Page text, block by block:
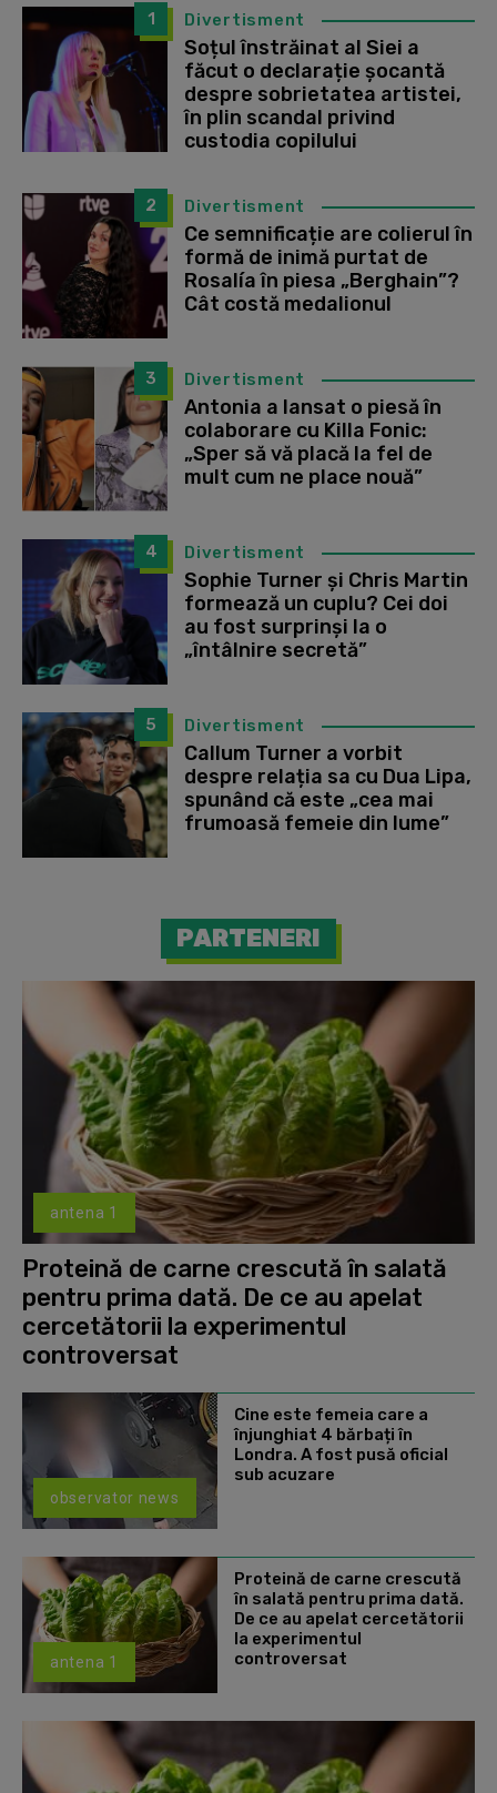
1 Divertisment
Soțul înstrăinat al Siei a
făcut o declarație șocantă
despre sobrietatea artistei,
în plin scandal privind
custodia copilului
2 Divertisment
Ce semnificație are colierul în
formă de inimă purtat de
Rosalía în piesa „Berghain”?
Cât costă medalionul
3 Divertisment
Antonia a lansat o piesă în
colaborare cu Killa Fonic:
„Sper să vă placă la fel de
mult cum ne place nouă”
4 Divertisment
Sophie Turner și Chris Martin
formează un cuplu? Cei doi
au fost surprinși la o
„întâlnire secretă”
5 Divertisment
Callum Turner a vorbit
despre relația sa cu Dua Lipa,
spunând că este „cea mai
frumoasă femeie din lume”
PARTENERI
antena 1
Proteină de carne crescută în salată
pentru prima dată. De ce au apelat
cercetătorii la experimentul
controversat
observator news
Cine este femeia care a
înjunghiat 4 bărbați în
Londra. A fost pusă oficial
sub acuzare
antena 1
Proteină de carne crescută
în salată pentru prima dată.
De ce au apelat cercetătorii
la experimentul
controversat